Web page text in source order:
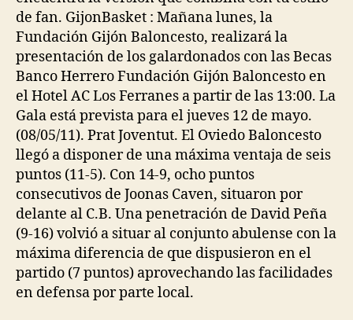
de fan. GijonBasket : Mañana lunes, la
Fundación Gijón Baloncesto, realizará la
presentación de los galardonados con las Becas
Banco Herrero Fundación Gijón Baloncesto en
el Hotel AC Los Ferranes a partir de las 13:00. La
Gala está prevista para el jueves 12 de mayo.
(08/05/11). Prat Joventut. El Oviedo Baloncesto
llegó a disponer de una máxima ventaja de seis
puntos (11-5). Con 14-9, ocho puntos
consecutivos de Joonas Caven, situaron por
delante al C.B. Una penetración de David Peña
(9-16) volvió a situar al conjunto abulense con la
máxima diferencia de que dispusieron en el
partido (7 puntos) aprovechando las facilidades
en defensa por parte local.